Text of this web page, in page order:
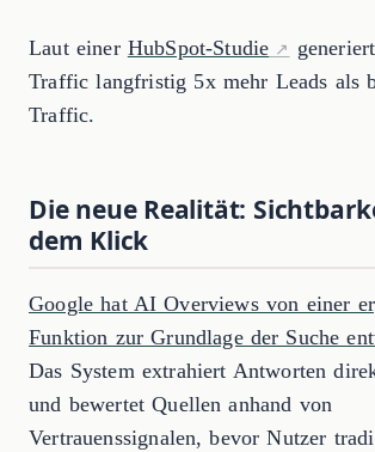
Laut einer HubSpot-Studie
Traffic langfristig 5x mehr Leads als
Traffic.
Die neue Realität:
dem Klick
Google hat AI Overviews von einer
Funktion zur Grundlage der Suche
Das System extrahiert Antworten
und bewertet Quellen anhand von
Vertrauenssignalen, bevor Nutzer